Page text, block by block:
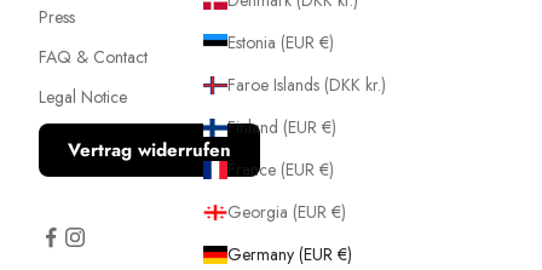
Press
FAQ & Contact
Legal Notice
Vertrag widerrufen
Estonia (EUR €)
Faroe Islands (DKK kr.)
Finland (EUR €)
France (EUR €)
Georgia (EUR €)
Germany (EUR €)